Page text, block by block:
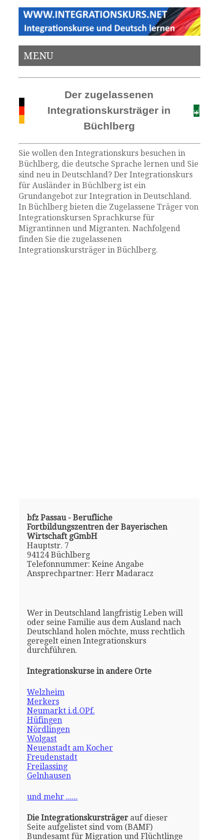
MENU
Der zugelassenen
Integrationskursträger in
Büchlberg
Sie wollen den Integrationskurs besuchen in
Büchlberg, die deutsche Sprache lernen und Sie
sind neu in Deutschland? Der Integrationskurs
für Ausländer in Büchlberg ist ein
Grundangebot zur Integration in Deutschland.
In Büchlberg bieten die Zugelassene Träger von
Integrationskursen Sprachkurse für
Migrantinnen und Migranten. Nachfolgend
finden Sie die zugelassenen
Integrationskursträger in Büchlberg.
bfz Passau - Berufliche
Fortbildungszentren der Bayerischen
Wirtschaft gGmbH
Hauptstr. 7
94124 Büchlberg
Telefonnummer: Keine Angabe
Ansprechpartner: Herr Madaracz
Wer in Deutschland langfristig Leben will
oder seine Familie aus dem Ausland nach
Deutschland holen möchte, muss rechtlich
geregelt einen Integrationskurs
durchführen.
Integrationskurse in andere Orte
Welzheim
Merkers
Neumarkt i.d.OPf.
Hüfingen
Nördlingen
Wolgast
Neuenstadt am Kocher
Freudenstadt
Freilassing
Gelnhausen
und mehr ......
Die Integrationskursträgerauf dieser
Seite aufgelistet sind vom (BAMF)
Bundesamt für Migration und Flüchtlinge